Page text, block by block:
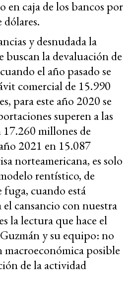
en caja de los bancos por
y desnudada la
buscan la devaluación de
el año pasado se
comercial de 15.990
para este año 2020 se
superen a las
millones de
2021 en 15.087
norteamericana, es solo
rentístico, de
fuga, cuando está
el cansancio con nuestra
la lectura que hace el
y su equipo: no
macroeconómica posible
de la actividad